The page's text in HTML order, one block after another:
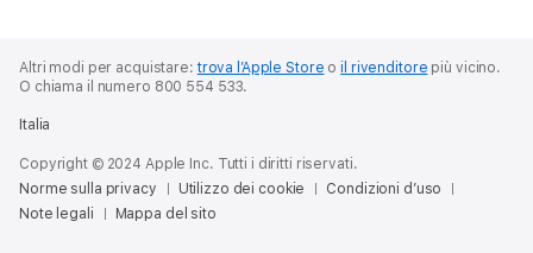
Altri modi per acquistare:trova l’Apple Store oil rivenditore più vicino.
O chiama il numero 800 554 533.
Italia
Copyright © 2024 Apple Inc. Tutti i diritti riservati.
Norme sulla privacy
Utilizzo dei cookie
Condizioni d’uso
Note legali
Mappa del sito